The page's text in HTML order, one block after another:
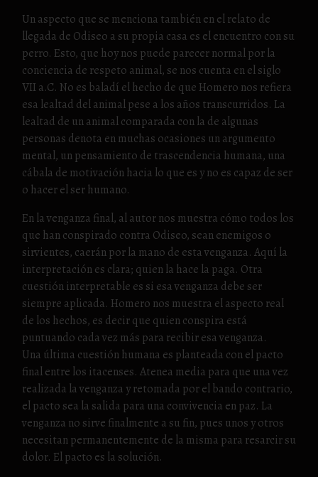
Un aspecto que se menciona también en el relato de
llegada de Odiseo a su propia casa es el encuentro con su
perro. Esto, que hoy nos puede parecer normal por la
conciencia de respeto animal, se nos cuenta en el siglo
VII a.C. No es baladí el hecho de que Homero nos refiera
esa lealtad del animal pese a los años transcurridos. La
lealtad de un animal comparada con la de algunas
personas denota en muchas ocasiones un argumento
mental, un pensamiento de trascendencia humana, una
cábala de motivación hacia lo que es y no es capaz de ser
o hacer el ser humano.
En la venganza final, al autor nos muestra cómo todos los
que han conspirado contra Odiseo, sean enemigos o
sirvientes, caerán por la mano de esta venganza. Aquí la
interpretación es clara; quien la hace la paga. Otra
cuestión interpretable es si esa venganza debe ser
siempre aplicada. Homero nos muestra el aspecto real
de los hechos, es decir que quien conspira está
puntuando cada vez más para recibir esa venganza.
Una última cuestión humana es planteada con el pacto
final entre los itacenses. Atenea media para que una vez
realizada la venganza y retomada por el bando contrario,
el pacto sea la salida para una convivencia en paz. La
venganza no sirve finalmente a su fin, pues unos y otros
necesitan permanentemente de la misma para resarcir su
dolor. El pacto es la solución.